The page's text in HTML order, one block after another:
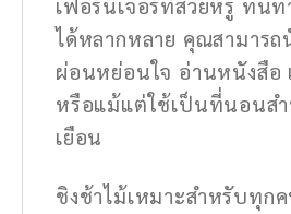
เฟอร์นิเจอร์ที่สวยหรู ทนท
ได้หลากหลาย คุณสามารถ
ผ่อนหย่อนใจ อ่านหนังสือ
หรือแม้แต่ใช้เป็นที่นอนส
เยือน
ชิงช้าไม้เหมาะสำหรับทุก